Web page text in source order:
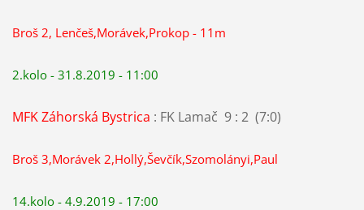
Broš 2, Lenčeš,Morávek,Prokop - 11m
2.kolo - 31.8.2019 - 11:00
MFK Záhorská Bystrica : FK Lamač 9 : 2 (7:0)
Broš 3,Morávek 2,Hollý,Ševčík,Szomolányi,Paul
14.kolo - 4.9.2019 - 17:00